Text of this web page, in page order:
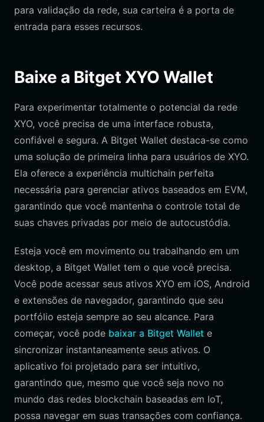
para validação da rede, sua carteira é a porta de
entrada para esses recursos.
Baixe a Bitget XYO Wallet
Para experimentar totalmente o potencial da rede
XYO, você precisa de uma interface robusta,
confiável e segura. A Bitget Wallet destaca-se como
uma solução de primeira linha para usuários de XYO.
Ela oferece a experiência multichain perfeita
necessária para gerenciar ativos baseados em EVM,
garantindo que você mantenha o controle total de
suas chaves privadas por meio de autocustódia.
Esteja você em movimento ou trabalhando em um
desktop, a Bitget Wallet tem o que você precisa.
Você pode acessar seus ativos XYO em iOS, Android
e extensões de navegador, garantindo que seu
portfólio esteja sempre ao seu alcance. Para
começar, você pode baixar a Bitget Wallet e
sincronizar instantaneamente seus ativos. O
aplicativo foi projetado para ser intuitivo,
garantindo que, mesmo que você seja novo no
mundo das redes blockchain baseadas em IoT,
possa navegar em suas transações com confiança.